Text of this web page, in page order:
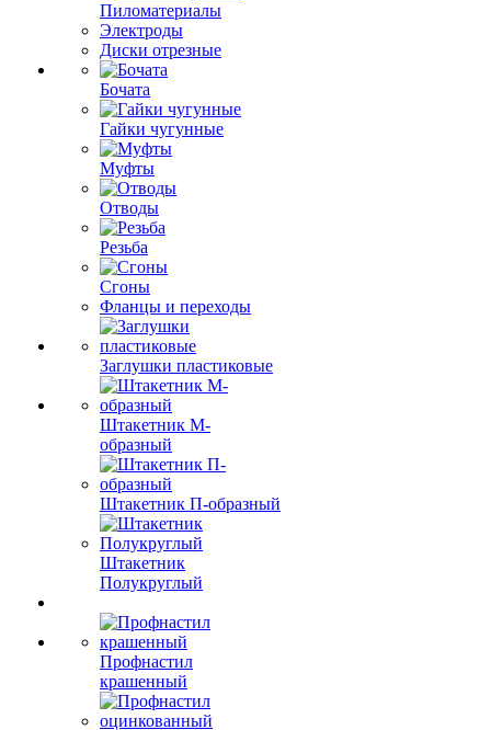
Пиломатериалы
Электроды
Диски отрезные
Бочата
Гайки чугунные
Муфты
Отводы
Резьба
Сгоны
Фланцы и переходы
Заглушки пластиковые
Штакетник М-
образный
Штакетник П-образный
Штакетник
Полукруглый
Профнастил
крашенный